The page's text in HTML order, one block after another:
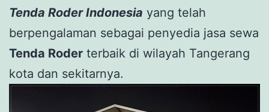
Tenda Roder Indonesia yang telah
berpengalaman sebagai penyedia jasa sewa
Tenda Roder terbaik di wilayah Tangerang
kota dan sekitarnya.